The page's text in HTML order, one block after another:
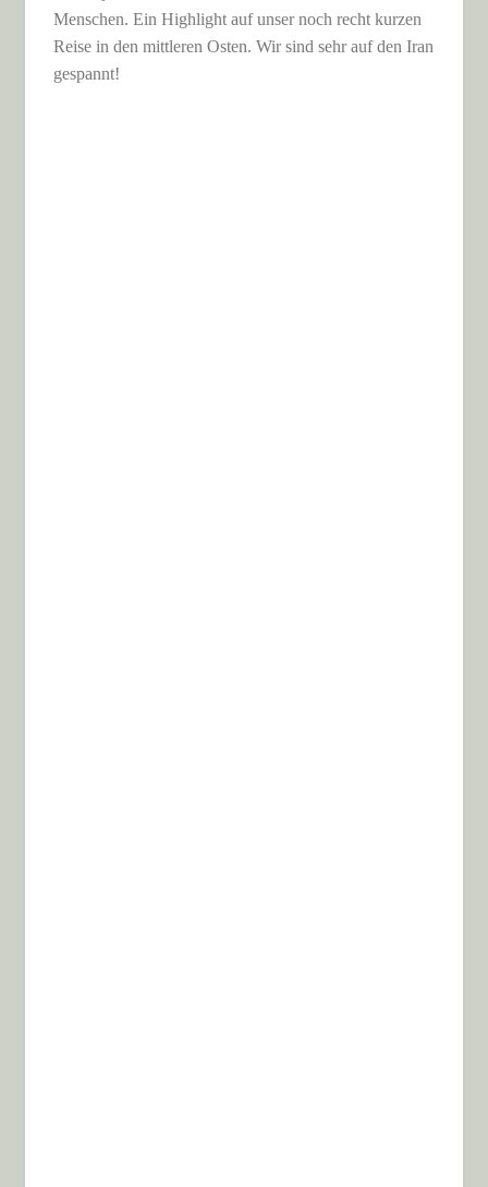
Menschen. Ein Highlight auf unser noch recht kurzen
Reise in den mittleren Osten. Wir sind sehr auf den Iran
gespannt!